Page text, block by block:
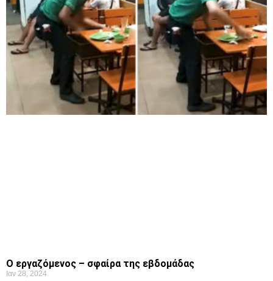
Ο εργαζόμενος – σφαίρα της εβδομάδας
Ιαν 28, 2024